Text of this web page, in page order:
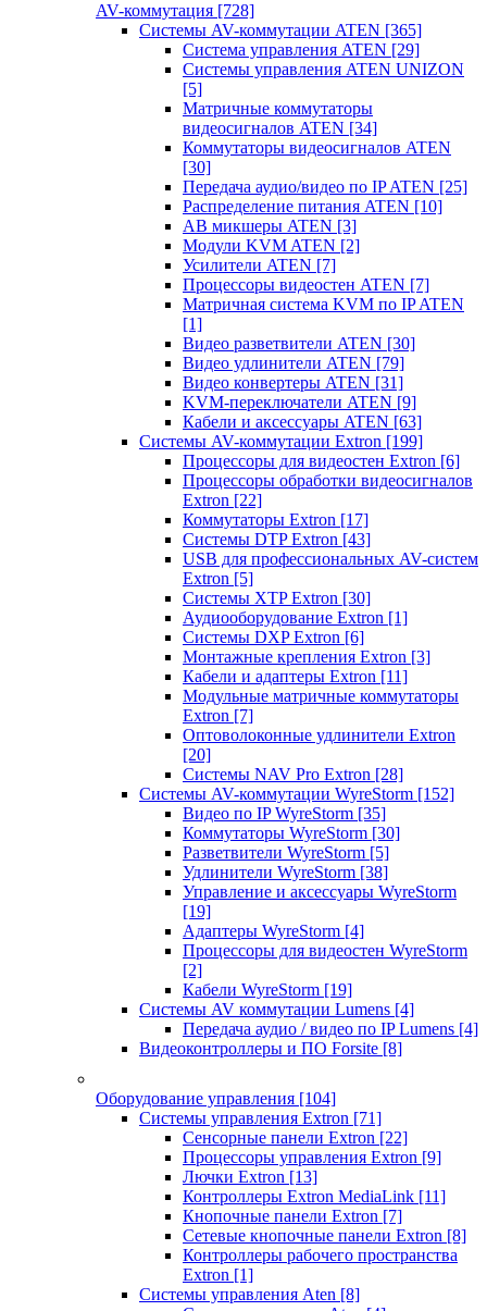
AV-коммутация [728]
Системы AV-коммутации ATEN [365]
Система управления ATEN [29]
Системы управления ATEN UNIZON
[5]
Матричные коммутаторы
видеосигналов ATEN [34]
Коммутаторы видеосигналов ATEN
[30]
Передача аудио/видео по IP ATEN [25]
Распределение питания ATEN [10]
АВ микшеры ATEN [3]
Модули KVM ATEN [2]
Усилители ATEN [7]
Процессоры видеостен ATEN [7]
Матричная система KVM по IP ATEN
[1]
Видео разветвители ATEN [30]
Видео удлинители ATEN [79]
Видео конвертеры ATEN [31]
KVM-переключатели ATEN [9]
Кабели и аксессуары ATEN [63]
Системы AV-коммутации Extron [199]
Процессоры для видеостен Extron [6]
Процессоры обработки видеосигналов
Extron [22]
Коммутаторы Extron [17]
Системы DTP Extron [43]
USB для профессиональных AV-систем
Extron [5]
Системы XTP Extron [30]
Аудиооборудование Extron [1]
Системы DXP Extron [6]
Монтажные крепления Extron [3]
Кабели и адаптеры Extron [11]
Модульные матричные коммутаторы
Extron [7]
Оптоволоконные удлинители Extron
[20]
Системы NAV Pro Extron [28]
Системы AV-коммутации WyreStorm [152]
Видео по IP WyreStorm [35]
Коммутаторы WyreStorm [30]
Разветвители WyreStorm [5]
Удлинители WyreStorm [38]
Управление и аксессуары WyreStorm
[19]
Адаптеры WyreStorm [4]
Процессоры для видеостен WyreStorm
[2]
Кабели WyreStorm [19]
Системы AV коммутации Lumens [4]
Передача аудио / видео по IP Lumens [4]
Видеоконтроллеры и ПО Forsite [8]
Оборудование управления [104]
Системы управления Extron [71]
Сенсорные панели Extron [22]
Процессоры управления Extron [9]
Лючки Extron [13]
Контроллеры Extron MediaLink [11]
Кнопочные панели Extron [7]
Сетевые кнопочные панели Extron [8]
Контроллеры рабочего пространства
Extron [1]
Системы управления Aten [8]